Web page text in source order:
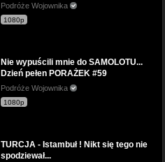
Podróże Wojownika
1080p
Nie wypuścili mnie do SAMOLOTU...
Dzień pełen PORAŻEK #59
Podróże Wojownika
1080p
TURCJA - Istambuł ! Nikt się tego nie
spodziewał...